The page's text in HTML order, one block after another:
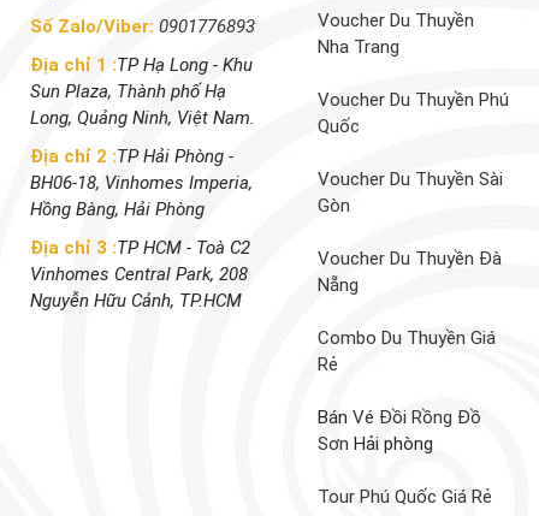
Số Zalo/Viber: 0901776893
Địa chỉ 1 :TP Hạ Long - Khu
Sun Plaza, Thành phố Hạ
Long, Quảng Ninh, Việt Nam.
Địa chỉ 2 :TP Hải Phòng -
BH06-18, Vinhomes Imperia,
Hồng Bàng, Hải Phòng
Địa chỉ 3 :TP HCM - Toà C2
Vinhomes Central Park, 208
Nguyễn Hữu Cảnh, TP.HCM
Voucher Du Thuyền
Nha Trang
Voucher Du Thuyền Phú
Quốc
Voucher Du Thuyền Sài
Gòn
Voucher Du Thuyền Đà
Nẵng
Combo Du Thuyền Giá
Rẻ
Bán Vé Đồi Rồng Đồ
Sơn Hải phòng
Tour Phú Quốc Giá Rẻ